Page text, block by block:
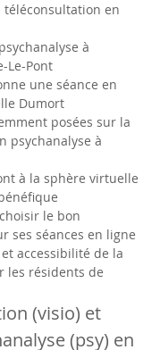
téléconsultation en
à
Le-Pont
une séance en
Dumort
posées sur la
psychanalyse à
à la sphère virtuelle
le bon
ses séances en ligne
accessibilité de la
les résidents de
(visio) et
(psy) en